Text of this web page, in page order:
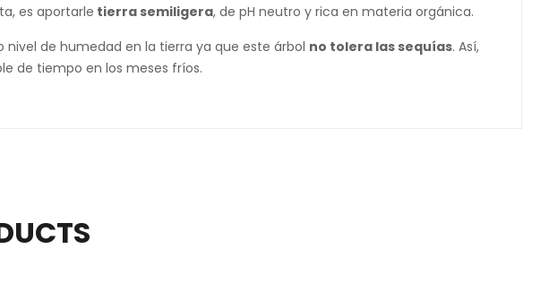
es aportarle tierra semiligera, de pH neutro y rica en materia orgánica.
de humedad en la tierra ya que este árbol no tolera las sequías. Así,
de tiempo en los meses fríos.